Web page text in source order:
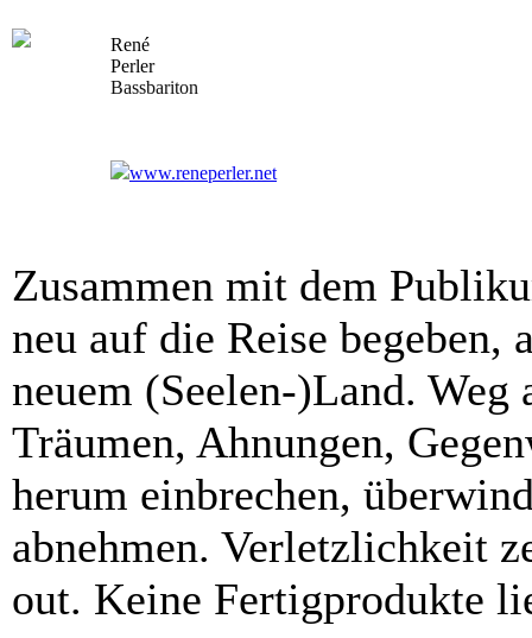
René
Perler
Bassbariton
www.reneperler.net
Zusammen mit dem
neu auf die Reise begeben,
neuem (Seelen-)Land.
Träumen, Ahnungen,
herum einbrechen,
abnehmen. Verletzlichkeit
out. Keine Fertigprodukte